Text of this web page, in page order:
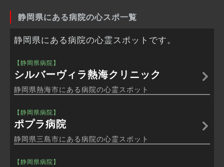
静岡県にある病院の心スポ一覧
静岡県にある病院の心霊スポットです。
【静岡県病院】
シルバーヴィラ熱海クリニック
静岡県熱海市にある病院の心霊スポット
【静岡県病院】
ポプラ病院
静岡県三島市にある病院の心霊スポット
【静岡県病院】